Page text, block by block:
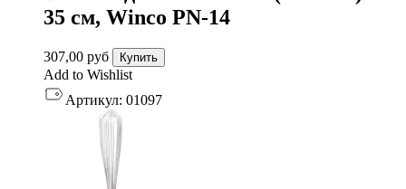
35 см, Winco PN-14
307,00 руб Купить
Add to Wishlist
Артикул: 01097